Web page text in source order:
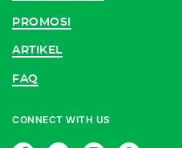
PROMOSI
ARTIKEL
FAQ
CONNECT WITH US